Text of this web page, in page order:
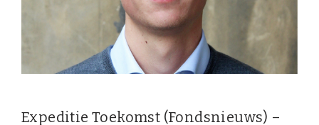
EVENEMENTEN
Van de VBDO
Expeditie Toekomst (Fondsnieuws) –